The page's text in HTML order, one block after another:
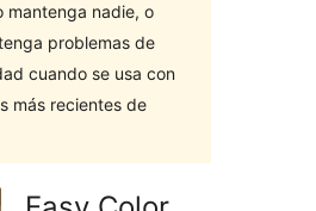
mantenga nadie, o
problemas de
cuando se usa con
más recientes de